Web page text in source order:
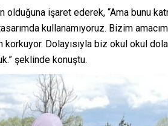
olduğuna işaret ederek, “Ama bunu
kullanamıyoruz. Bizim
Dolayısıyla biz okul okul
şeklinde konuştu.